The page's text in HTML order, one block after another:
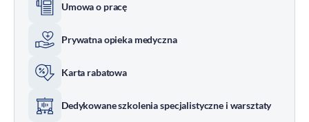
Umowa o pracę
Prywatna opieka medyczna
Karta rabatowa
Dedykowane szkolenia specjalistyczne i warsztaty